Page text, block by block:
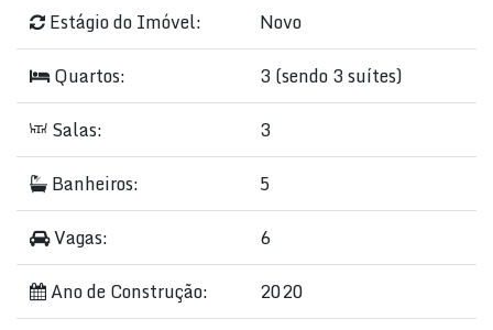
Estágio do Imóvel:
Novo
Quartos:
3 (sendo 3 suítes)
Salas:
3
Banheiros:
5
Vagas:
6
Ano de Construção:
2020